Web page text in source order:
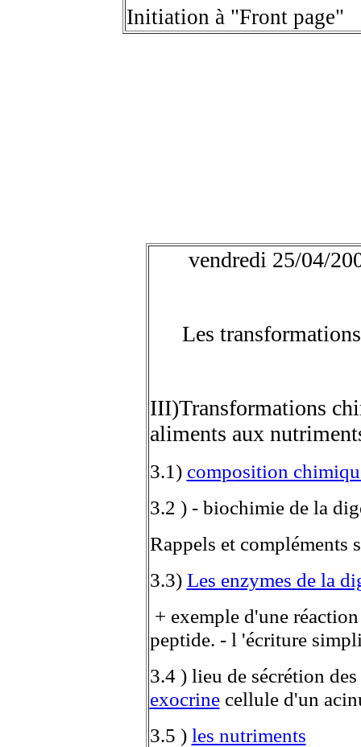
Initiation à "Front page"
vendredi 25/04/
Les
III)Transformations
aliments aux
3.1) composition
3.2 ) - biochimie de la
Rappels et compléments
3.3) Les enzymes de la
+ exemple d'une
peptide. - l 'écriture
3.4 ) lieu de sécrétion
exocrinecellule d'un
3.5 ) les nutriments